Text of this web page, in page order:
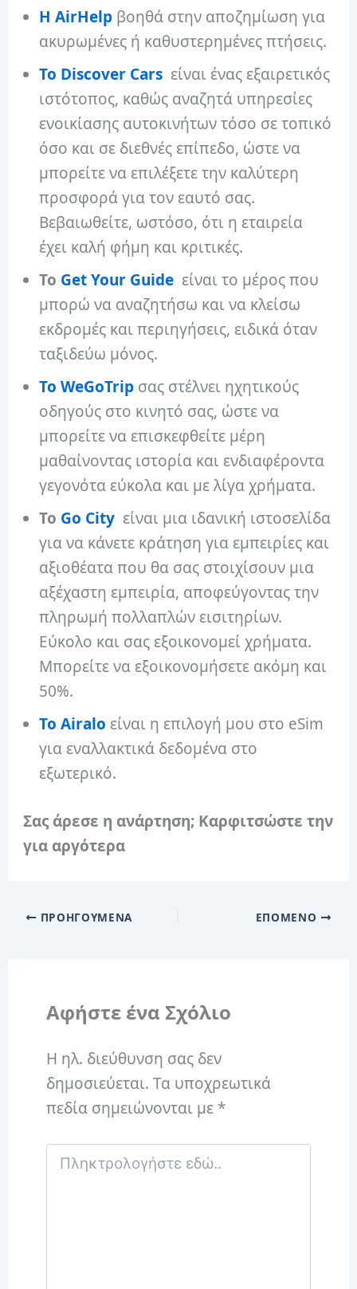
Η AirHelp βοηθά στην αποζημίωση για
ακυρωμένες ή καθυστερημένες πτήσεις.
Το Discover Cars είναι ένας εξαιρετικός
ιστότοπος, καθώς αναζητά υπηρεσίες
ενοικίασης αυτοκινήτων τόσο σε τοπικό
όσο και σε διεθνές επίπεδο, ώστε να
μπορείτε να επιλέξετε την καλύτερη
προσφορά για τον εαυτό σας.
Βεβαιωθείτε, ωστόσο, ότι η εταιρεία
έχει καλή φήμη και κριτικές.
Το Get Your Guide είναι το μέρος που
μπορώ να αναζητήσω και να κλείσω
εκδρομές και περιηγήσεις, ειδικά όταν
ταξιδεύω μόνος.
Το WeGoTrip σας στέλνει ηχητικούς
οδηγούς στο κινητό σας, ώστε να
μπορείτε να επισκεφθείτε μέρη
μαθαίνοντας ιστορία και ενδιαφέροντα
γεγονότα εύκολα και με λίγα χρήματα.
Το Go City είναι μια ιδανική ιστοσελίδα
για να κάνετε κράτηση για εμπειρίες και
αξιοθέατα που θα σας στοιχίσουν μια
αξέχαστη εμπειρία, αποφεύγοντας την
πληρωμή πολλαπλών εισιτηρίων.
Εύκολο και σας εξοικονομεί χρήματα.
Μπορείτε να εξοικονομήσετε ακόμη και
50%.
Το Airalo είναι η επιλογή μου στο eSim
για εναλλακτικά δεδομένα στο
εξωτερικό.
Σας άρεσε η ανάρτηση; Καρφιτσώστε την
για αργότερα
ΠΡΟΗΓΟΎΜΕΝΑ ΕΠΌΜΕΝΟ
Αφήστε ένα Σχόλιο
Η ηλ. διεύθυνση σας δεν
δημοσιεύεται. Τα υποχρεωτικά
πεδία σημειώνονται με *
Πληκτρολογήστε
εδώ..